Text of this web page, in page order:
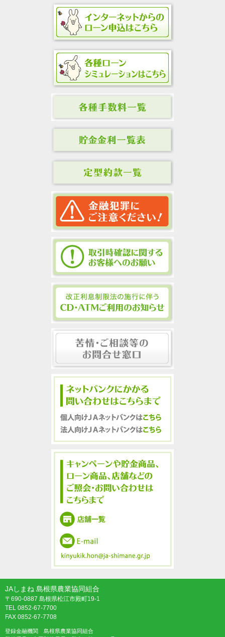
JAしまね 島根県農業協同組合
〒690-0887 島根県松江市殿町19-1
TEL 0852-67-7700
FAX 0852-67-7708
登録金融機関 島根県農業協同組合